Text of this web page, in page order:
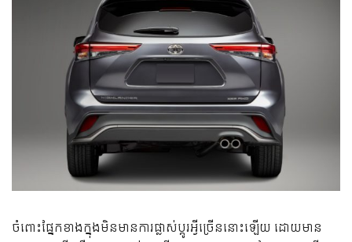
ចំពោះ​ផ្នែក​ខាង​ក្នុង​មិន​មាន​ការ​ផ្លាស់​ប្ដូរ​អ្វី​ច្រើន​នោះ​ឡើយ ដោយ​មាន​